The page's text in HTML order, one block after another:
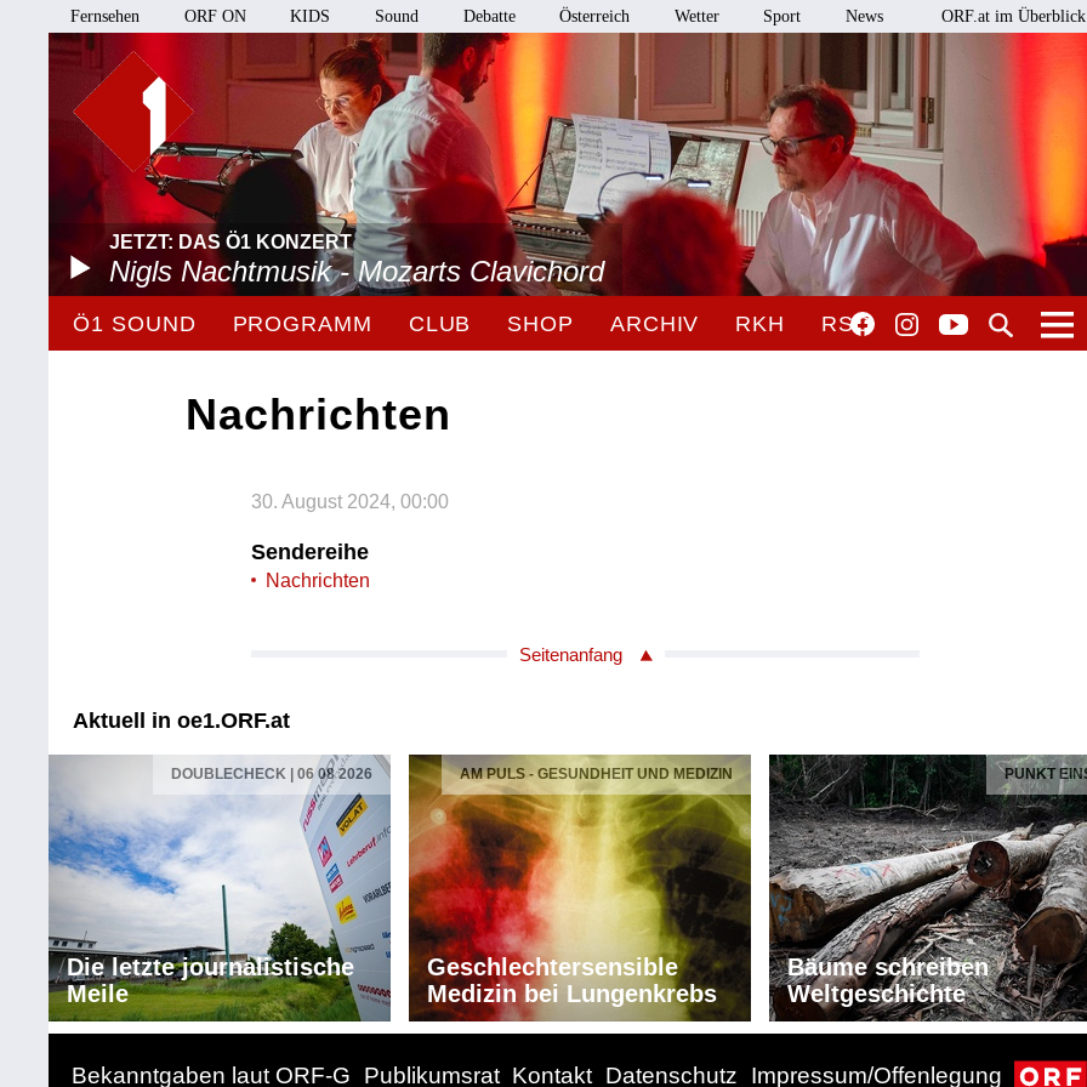
Fernsehen ORF ON KIDS Sound Debatte Österreich Wetter Sport News ORF.at im Überblick
JETZT: DAS Ö1 KONZERT
Nigls Nachtmusik - Mozarts Clavichord
Ö1 SOUND PROGRAMM CLUB SHOP ARCHIV RKH RSO
Nachrichten
30. August 2024, 00:00
Sendereihe
Nachrichten
Seitenanfang
Aktuell in oe1.ORF.at
DOUBLECHECK | 06 08 2026
Die letzte journalistische
Meile
AM PULS - GESUNDHEIT UND MEDIZIN
Geschlechtersensible
Medizin bei Lungenkrebs
PUNKT
Bäume schreiben
Weltgeschichte
Bekanntgaben laut ORF-G Publikumsrat Kontakt Datenschutz Impressum/Offenlegung